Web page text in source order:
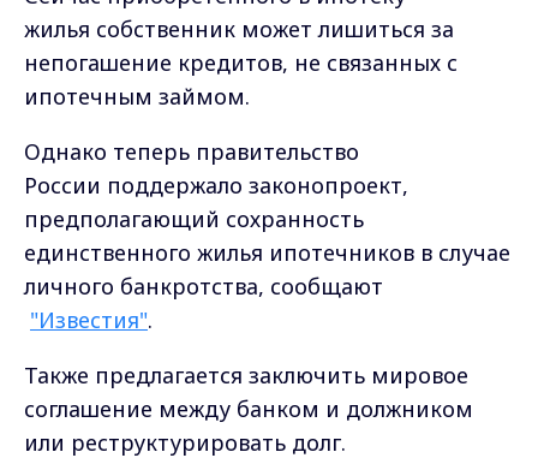
жилья собственник может лишиться за
непогашение кредитов, не связанных с
ипотечным займом.
Однако теперь правительство
России поддержало законопроект,
предполагающий сохранность
единственного жилья ипотечников в случае
личного банкротства, сообщают
"Известия".
Также предлагается заключить мировое
соглашение между банком и должником
или реструктурировать долг.